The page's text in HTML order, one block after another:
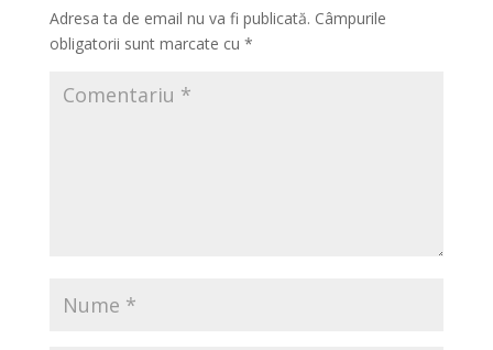
Adresa ta de email nu va fi publicată. Câmpurile
obligatorii sunt marcate cu *